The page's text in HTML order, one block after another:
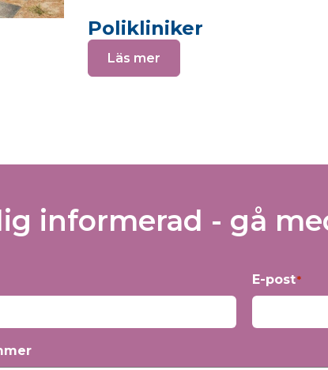
Polikliniker
Läs mer
informerad - gå
E-post*